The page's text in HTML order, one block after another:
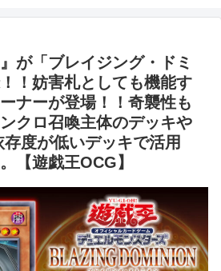
が「ブレイジング・ドミ
！妨害札としても機能す
ナーが登場！！奇襲性も
クロ召喚主体のデッキや
度が低いデッキで活用
【遊戯王OCG】